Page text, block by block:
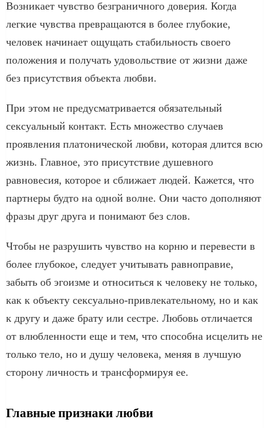
Возникает чувство безграничного доверия. Когда
легкие чувства превращаются в более глубокие,
человек начинает ощущать стабильность своего
положения и получать удовольствие от жизни даже
без присутствия объекта любви.
При этом не предусматривается обязательный
сексуальный контакт. Есть множество случаев
проявления платонической любви, которая длится всю
жизнь. Главное, это присутствие душевного
равновесия, которое и сближает людей. Кажется, что
партнеры будто на одной волне. Они часто дополняют
фразы друг друга и понимают без слов.
Чтобы не разрушить чувство на корню и перевести в
более глубокое, следует учитывать равноправие,
забыть об эгоизме и относиться к человеку не только,
как к объекту сексуально-привлекательному, но и как
к другу и даже брату или сестре. Любовь отличается
от влюбленности еще и тем, что способна исцелить не
только тело, но и душу человека, меняя в лучшую
сторону личность и трансформируя ее.
Главные признаки любви